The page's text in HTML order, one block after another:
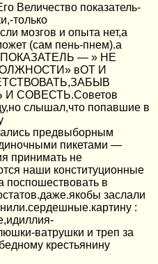
Величество показатель-
только
мозгов и опыта нет,а
(сам пень-пнем).а
— » НЕ
вОТ И
СОВЕСТЬ.Советов
слышал,что попавшие в
предвыборным
пикетами —
принимать не
наши конституционные
поспошествовать в
заслали
:
ватрушки и треп за
крестьянину